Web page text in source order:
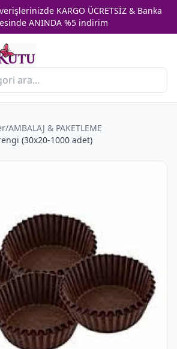
KARGO ÜCRETSİZ & Banka
ANINDA %5 indirim
/AMBALAJ & PAKETLEME
(30x20-1000 adet)